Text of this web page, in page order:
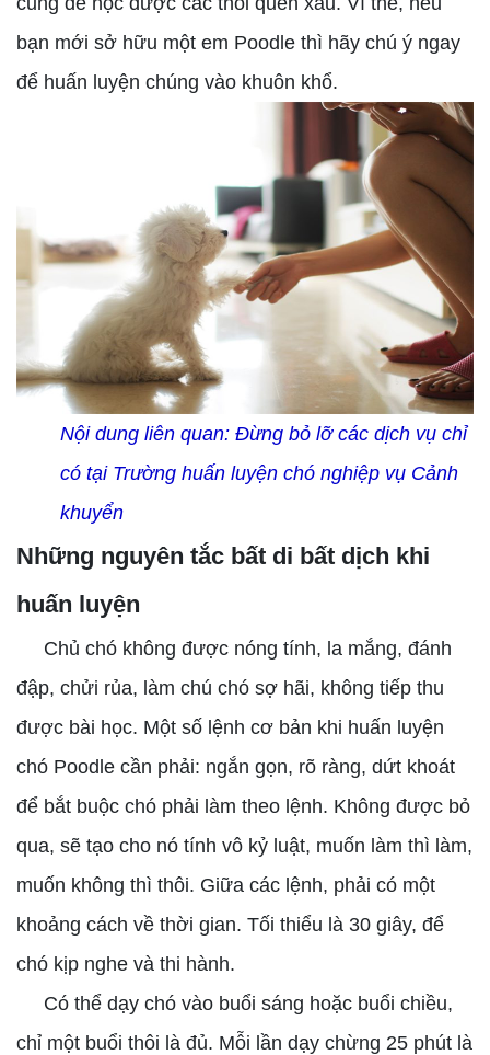
bạn mới sở hữu một em Poodle thì hãy chú ý ngay
để huấn luyện chúng vào khuôn khổ.
Nội dung liên quan: Đừng bỏ lỡ các dịch vụ chỉ
có tại Trường huấn luyện chó nghiệp vụ Cảnh
khuyển
Những nguyên tắc bất di bất dịch khi
huấn luyện
Chủ chó không được nóng tính, la mắng, đánh
đập, chửi rủa, làm chú chó sợ hãi, không tiếp thu
được bài học. Một số lệnh cơ bản khi huấn luyện
chó Poodle cần phải: ngắn gọn, rõ ràng, dứt khoát
để bắt buộc chó phải làm theo lệnh. Không được bỏ
qua, sẽ tạo cho nó tính vô kỷ luật, muốn làm thì làm,
muốn không thì thôi. Giữa các lệnh, phải có một
khoảng cách về thời gian. Tối thiểu là 30 giây, để
chó kịp nghe và thi hành.
Có thể dạy chó vào buổi sáng hoặc buổi chiều,
chỉ một buổi thôi là đủ. Mỗi lần dạy chừng 25 phút là